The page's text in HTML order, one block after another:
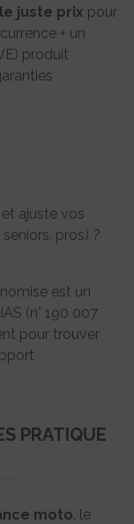
juste prix pour
+ un
produit
ajuste vos
pros) ?
est un
(n° 190 007
pour trouver
PRATIQUE
moto, le